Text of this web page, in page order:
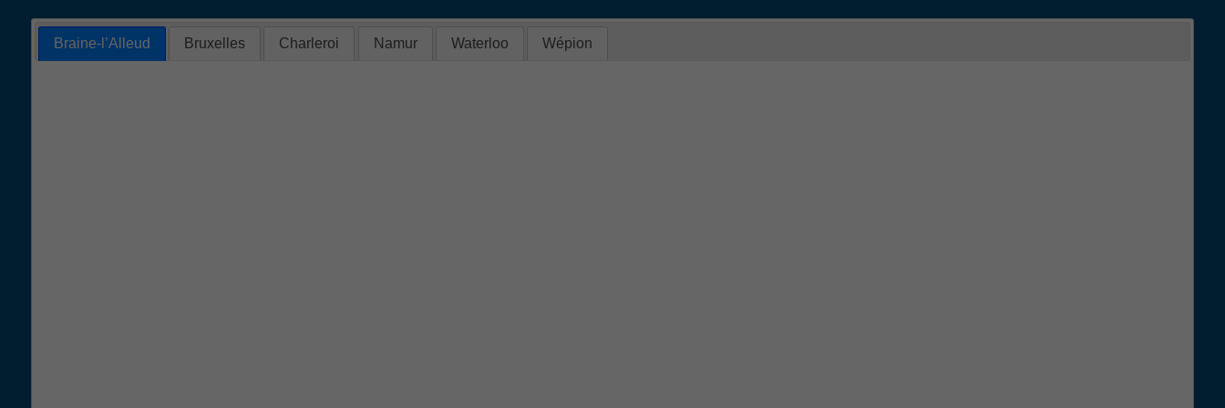
Braine-l’Alleud Bruxelles Charleroi Namur Waterloo Wépion